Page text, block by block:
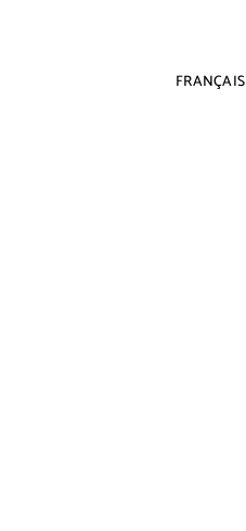
FRANÇAIS